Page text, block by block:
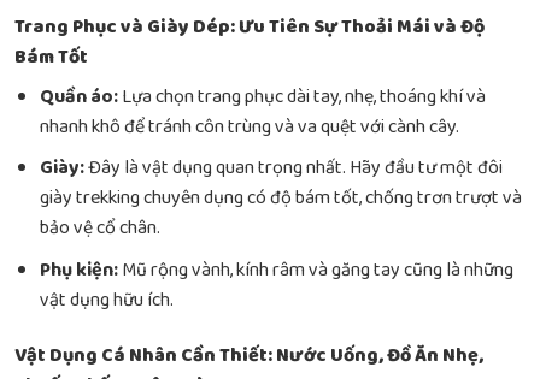
Trang Phục và Giày Dép: Ưu Tiên Sự Thoải Mái và Độ
Bám Tốt
Quần áo:Lựa chọn trang phục dài tay, nhẹ, thoáng khí và
nhanh khô để tránh côn trùng và va quệt với cành cây.
Giày:Đây là vật dụng quan trọng nhất. Hãy đầu tư một đôi
giày trekking chuyên dụng có độ bám tốt, chống trơn trượt và
bảo vệ cổ chân.
Phụ kiện:Mũ rộng vành, kính râm và găng tay cũng là những
vật dụng hữu ích.
Vật Dụng Cá Nhân Cần Thiết: Nước Uống, Đồ Ăn Nhẹ,